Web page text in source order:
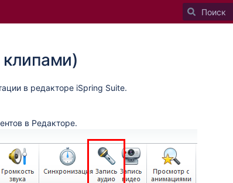
клипами)
в редакторе iSpring Suite.
в Редакторе.